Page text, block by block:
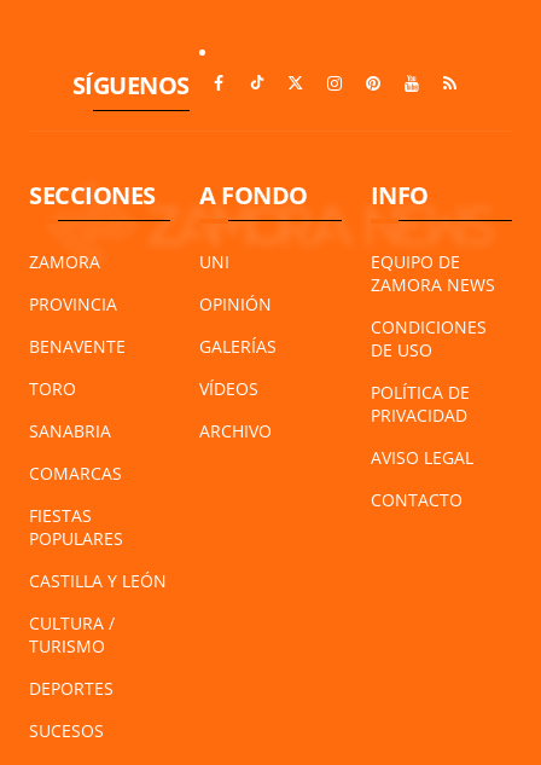
SÍGUENOS
SECCIONES
ZAMORA
PROVINCIA
BENAVENTE
TORO
SANABRIA
COMARCAS
FIESTAS
POPULARES
CASTILLA Y LEÓN
CULTURA /
TURISMO
DEPORTES
SUCESOS
A FONDO
UNI
OPINIÓN
GALERÍAS
VÍDEOS
ARCHIVO
INFO
EQUIPO DE
ZAMORA NEWS
CONDICIONES
DE USO
POLÍTICA DE
PRIVACIDAD
AVISO LEGAL
CONTACTO